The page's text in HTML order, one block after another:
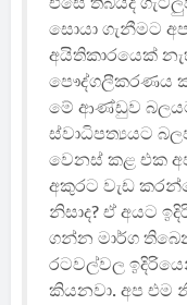
සොයා ගැනීමට
අයිතිකාරයෙක්
පෞද්ගලීකරණය
මේ ආණ්ඩුව
ස්වාධිපත්‍යයට
වෙනස් කළ එක
අකුරට වැඩ
නිසාද? ඒ අයට
ගන්න මාර්ග
රටවල්වල
කියනවා. අප එම